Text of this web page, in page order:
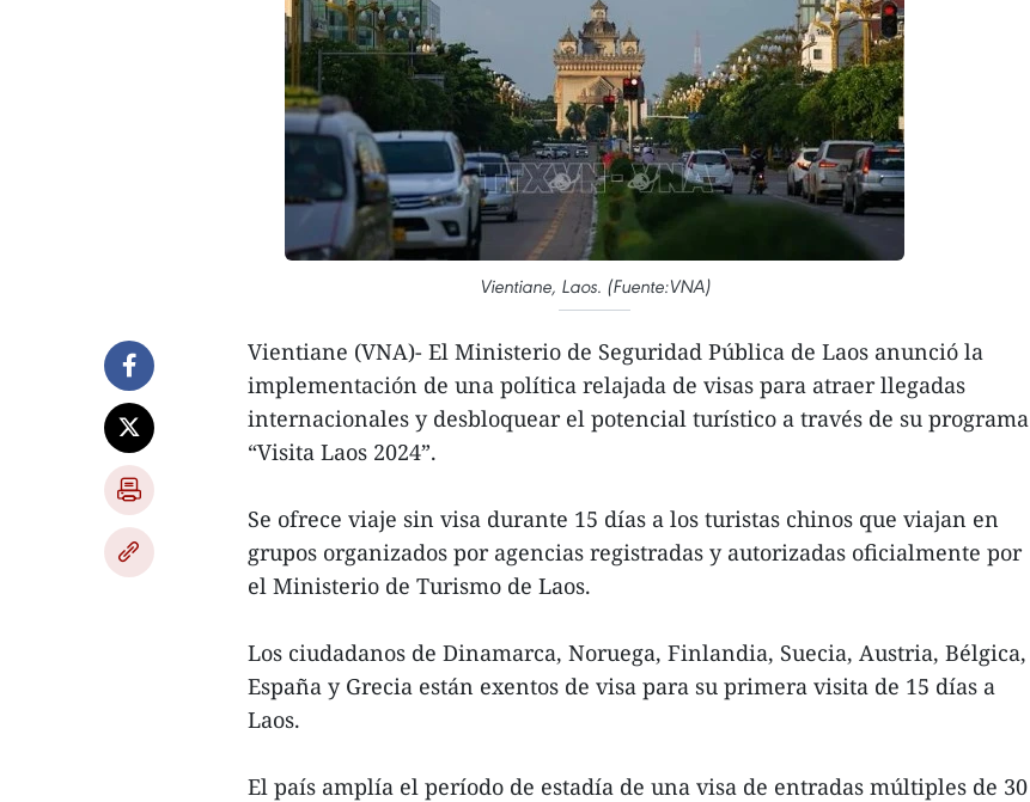
Vientiane, Laos. (Fuente:VNA)
Vientiane (VNA)- El Ministerio de Seguridad Pública de Laos anunció la
implementación de una política relajada de visas para atraer llegadas
internacionales y desbloquear el potencial turístico a través de su programa
“Visita Laos 2024”.
Se ofrece viaje sin visa durante 15 días a los turistas chinos que viajan en
grupos organizados por agencias registradas y autorizadas oficialmente por
el Ministerio de Turismo de Laos.
Los ciudadanos de Dinamarca, Noruega, Finlandia, Suecia, Austria, Bélgica,
España y Grecia están exentos de visa para su primera visita de 15 días a
Laos.
El país amplía el período de estadía de una visa de entradas múltiples de 30